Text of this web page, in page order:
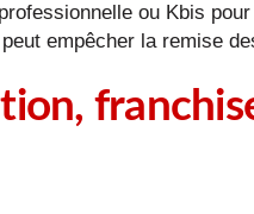
ou Kbis
empêcher la remise